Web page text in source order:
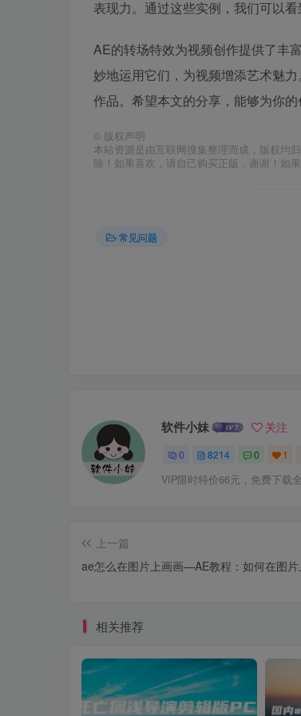
表现力。通过这些实例，我们可以
AE的转场特效为视频创作提供了丰
妙地运用它们，为视频增添艺术魅
作品。希望本文的分享，能够为你的
© 版权声明
本站资源是由互联网搜集整理而成，版权均
除！如果喜欢，请自己购买正版，谢谢！如
常见问题
软件小妹 关注
0 8214 0 1
VIP限时特价66元，免费下载
上一篇
ae怎么在图片上画画—AE教程：如何在图
相关推荐